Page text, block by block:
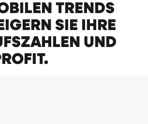
TRENDS
SIE IHRE
UND